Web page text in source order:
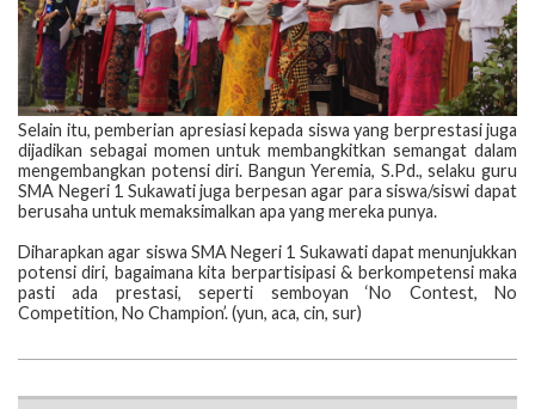
Selain itu, pemberian apresiasi kepada siswa yang berprestasi juga
dijadikan sebagai momen untuk membangkitkan semangat dalam
mengembangkan potensi diri. Bangun Yeremia, S.Pd., selaku guru
SMA Negeri 1 Sukawati juga berpesan agar para siswa/siswi dapat
berusaha untuk memaksimalkan apa yang mereka punya.
​Diharapkan agar siswa SMA Negeri 1 Sukawati dapat menunjukkan
potensi diri, bagaimana kita berpartisipasi & berkompetensi maka
pasti ada prestasi, seperti semboyan ‘No Contest, No
Competition, No Champion’. (yun, aca, cin, sur)